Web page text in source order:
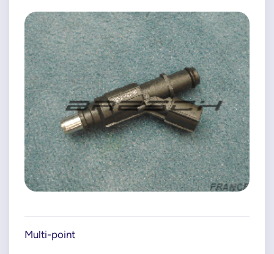
Multi-point